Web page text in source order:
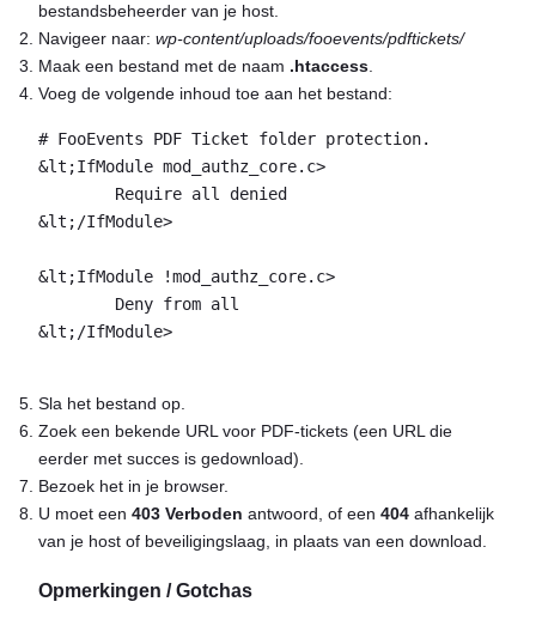
bestandsbeheerder van je host.
Navigeer naar: wp-content/uploads/fooevents/pdftickets/
Maak een bestand met de naam .htaccess.
Voeg de volgende inhoud toe aan het bestand:
# FooEvents PDF Ticket folder protection.
&lt;IfModule mod_authz_core.c>
&lt;/IfModule>
&lt;IfModule !mod_authz_core.c>
&lt;/IfModule>
Sla het bestand op.
Zoek een bekende URL voor PDF-tickets (een URL die
eerder met succes is gedownload).
Bezoek het in je browser.
U moet een 403 Verboden antwoord, of een 404 afhankelijk
van je host of beveiligingslaag, in plaats van een download.
Opmerkingen / Gotchas